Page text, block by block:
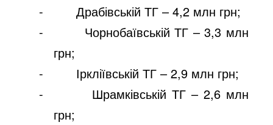
-
Драбівській ТГ – 4,2 млн грн;
-
Чорнобаївській ТГ – 3,3 млн
грн;
-
Іркліївській ТГ – 2,9 млн грн;
-
Шрамківській ТГ – 2,6 млн
грн;